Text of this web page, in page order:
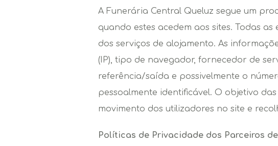
A Funerária Central Queluz segue um
quando estes acedem aos sites. Todas
dos serviços de alojamento. As
(IP), tipo de navegador, fornecedor de
referência/saída e possivelmente o
pessoalmente identificável. O objetivo
movimento dos utilizadores no site e
Políticas de Privacidade dos Parceiros